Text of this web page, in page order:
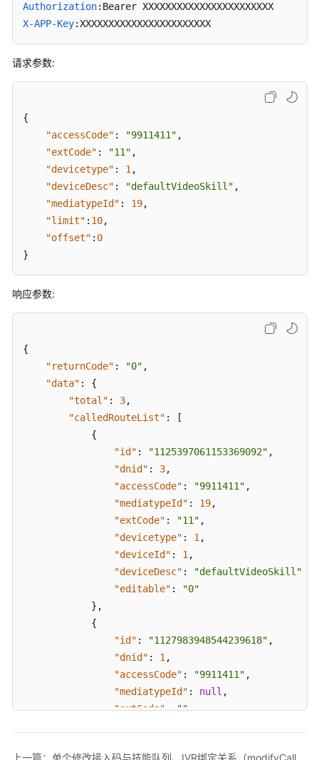
户
页
客
户
端
接
入
能
智
Authorization
X-APP-Key:XXXXXXXXXXXXXXXXXXXXXXX
请求参数:
{
"accessCode" : "9911411" ,
"extCode" : "11" ,
"devicetype" : 1 ,
"deviceDesc" : "defaultVideoSkill" ,
"mediatypeId" : 19,
"limit" : 10,
"offset" : 0
}
响应参数:
{
"returnCode" : "0" ,
"data" :
{
"total" : 3,
"calledRouteList" :
[
{
"id" : "1125397061153369092" ,
"dnid" : 3,
"accessCode" : "9911411" ,
"mediatypeId" : 19,
"extCode" : "11" ,
"devicetype" : 1 ,
"deviceId" : 1 ,
"deviceDesc" : "defaultVideoSkill"
"editable" :
"0"
} ,
{
"id" : "1127983948544239618" ,
"dnid" : 1 ,
"accessCode" : "9911411" ,
"mediatypeId" : null ,
"extCode": "",